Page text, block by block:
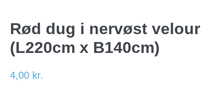
Rød dug i nervøst velour
(L220cm x B140cm)
4,00 kr.